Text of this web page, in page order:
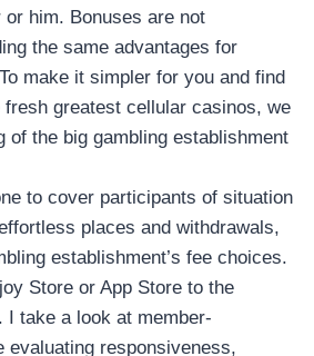
him. Bonuses are not
the same advantages for
make it simpler for you and find
greatest cellular casinos, we
of the big gambling establishment
to cover participants of situation
places and withdrawals,
establishment’s fee choices.
Store or App Store to the
I take a look at member-
evaluating responsiveness,